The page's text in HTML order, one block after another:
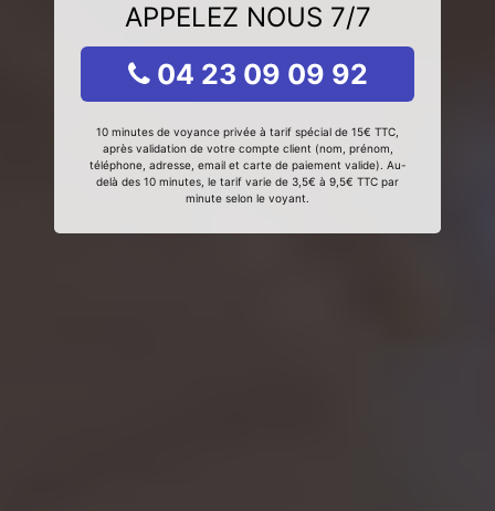
APPELEZ NOUS 7/7
04 23 09 09 92
10 minutes de voyance privée à tarif spécial de 15€ TTC,
après validation de votre compte client (nom, prénom,
téléphone, adresse, email et carte de paiement valide). Au-
delà des 10 minutes, le tarif varie de 3,5€ à 9,5€ TTC par
minute selon le voyant.